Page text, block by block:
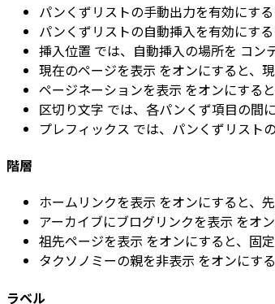
パンくずリストの手動出力を有効にする
パンくずリストの自動挿入を有効にする
挿入位置 では、自動挿入の場所を コン
現在のページを表示 をオンにすると、
ページネーションを表示 をオンにする
区切り文字 では、各パンくず項目の間
プレフィックス では、パンくずリスト
階層
ホームリンクを表示 をオンにすると、
アーカイブにブログリンクを表示 をオ
祖先ページを表示 をオンにすると、固
タクソノミーの親を非表示 をオンにす
ラベル